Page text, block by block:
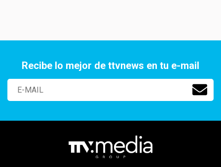
Recibe lo mejor de ttvnews en tu e-mail